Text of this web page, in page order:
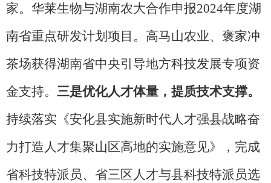
家。华莱生物与湖南农大合作申报2024年度湖
南省重点研发计划项目。高马山农业、褒家冲
茶场获得湖南省中央引导地方科技发展专项资
金支持。 三是优化人才体量，提质技术支撑。
持续落实《安化县实施新时代人才强县战略奋
力打造人才集聚山区高地的实施意见》，完成
省科技特派员、省三区人才与县科技特派员选